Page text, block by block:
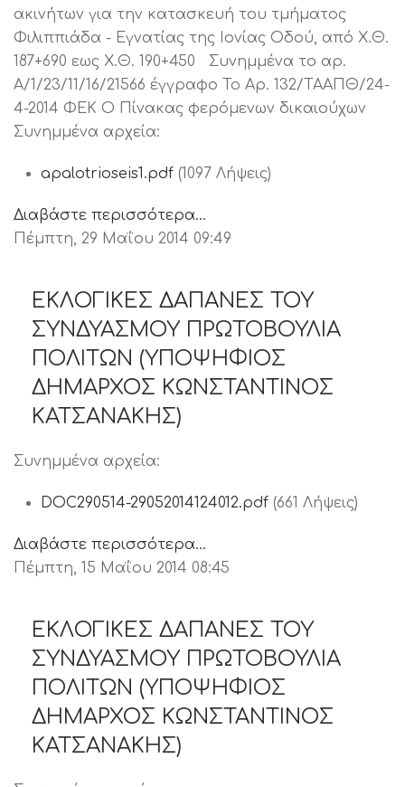
ακινήτων για την κατασκευή του τμήματος
Φιλιππιάδα - Εγνατίας της Ιονίας Οδού, από Χ.Θ.
187+690 εως Χ.Θ. 190+450 Συνημμένα το αρ.
Α/1/23/11/16/21566 έγγραφο Το Αρ. 132/ΤΑΑΠΘ/24-
4-2014 ΦΕΚ Ο Πίνακας φερόμενων δικαιούχων
Συνημμένα αρχεία:
apalotrioseis1.pdf (1097 Λήψεις)
Διαβάστε περισσότερα...
Πέμπτη, 29 Μαΐου 2014 09:49
ΕΚΛΟΓΙΚΕΣ ΔΑΠΑΝΕΣ ΤΟΥ
ΣΥΝΔΥΑΣΜΟΥ ΠΡΩΤΟΒΟΥΛΙΑ
ΠΟΛΙΤΩΝ (ΥΠΟΨΗΦΙΟΣ
ΔΗΜΑΡΧΟΣ ΚΩΝΣΤΑΝΤΙΝΟΣ
ΚΑΤΣΑΝΑΚΗΣ)
Συνημμένα αρχεία:
DOC290514-29052014124012.pdf (661 Λήψεις)
Διαβάστε περισσότερα...
Πέμπτη, 15 Μαΐου 2014 08:45
ΕΚΛΟΓΙΚΕΣ ΔΑΠΑΝΕΣ ΤΟΥ
ΣΥΝΔΥΑΣΜΟΥ ΠΡΩΤΟΒΟΥΛΙΑ
ΠΟΛΙΤΩΝ (ΥΠΟΨΗΦΙΟΣ
ΔΗΜΑΡΧΟΣ ΚΩΝΣΤΑΝΤΙΝΟΣ
ΚΑΤΣΑΝΑΚΗΣ)